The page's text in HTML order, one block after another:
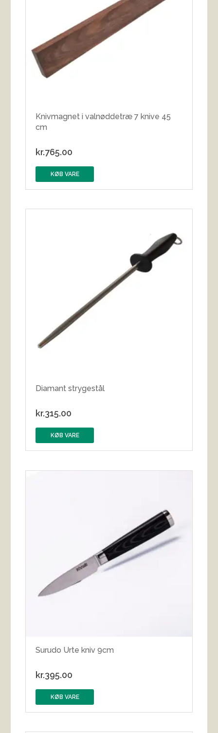
Knivmagnet i valnøddetræ 7 knive 45
cm
kr.765.00
KØB VARE
Diamant strygestål
kr.315.00
KØB VARE
Surudo Urte kniv 9cm
kr.395.00
KØB VARE